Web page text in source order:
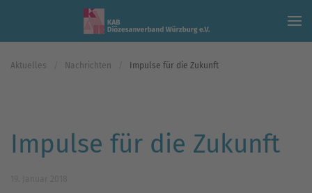
Skip to main content
Aktuelles Nachrichten Impulse für die Zukunft
Impulse für die Zukunft